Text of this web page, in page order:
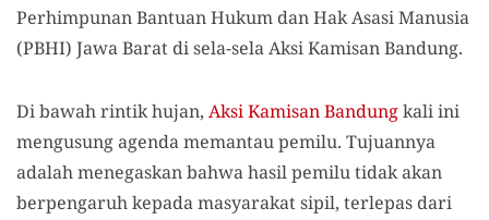
Perhimpunan Bantuan Hukum dan Hak Asasi Manusia
(PBHI) Jawa Barat di sela-sela Aksi Kamisan Bandung.
Di bawah rintik hujan, Aksi Kamisan Bandungkali ini
mengusung agenda memantau pemilu. Tujuannya
adalah menegaskan bahwa hasil pemilu tidak akan
berpengaruh kepada masyarakat sipil, terlepas dari